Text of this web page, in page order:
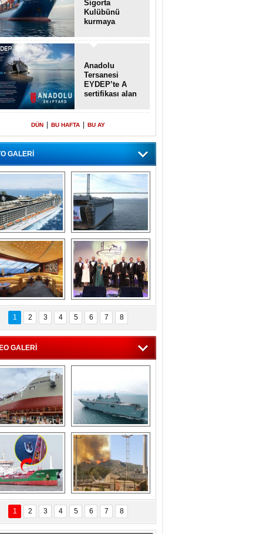
Sigorta
Kulübünü
kurmaya
Anadolu
Tersanesi
EYDEP’te A
sertifikası alan
DÜN BU HAFTA BU AY
GALERİ
içinde gemi”
ile MSC
Splendida
Dünyada tek!
Denizaltı yüzer
havuzu intikal
seyrine başladı
55 milyon
turizm geliri
müjdesi
5. Bosphorus Ship
Brokers Dinner,
İstanbul’da yapıldı
1 2 3 4 5 6 7 8
GALERİ
Tersanesi,
Başaran Bayrak
tankerini suya
indirdi
TCG Anadolu,
tersane teknik
seyrini tamamladı
Göçmenlerin
imdadına Türk
MINA DENIZ
yetişti
Milas’taki yangın
yeniden termik
santrallere doğru
ilerliyor
1 2 3 4 5 6 7 8